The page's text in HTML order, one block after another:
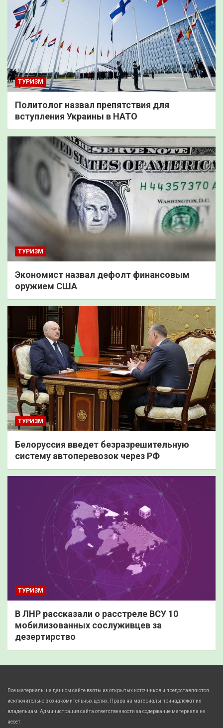
ТУРИЗМ
Политолог назвал препятствия для
вступления Украины в НАТО
ТУРИЗМ
Экономист назвал дефолт финансовым
оружием США
ТУРИЗМ
Белоруссия введет безразрешительную
систему автоперевозок через РФ
ТУРИЗМ
В ЛНР рассказали о расстреле ВСУ 10
мобилизованных сослуживцев за
дезертирство
Все материалы на данном сайте взяты из открытых источников и предоставляются
исключительно в ознакомительных целях. Права на материалы принадлежат их
владельцам. Администрация сайта ответственности за содержание материала не
несет.